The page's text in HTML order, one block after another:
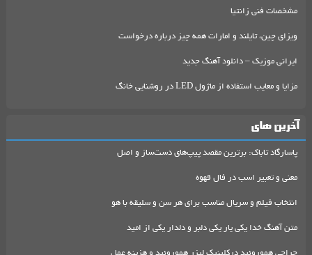
مشخصات فنی زانتیا
ویزای چین، تایلند و امارات همه چیز درباره درخواست
ایرانی موزیک – دانلود آهنگ جدید
مزایا و معایب استفاده از ماژول LED در روشنایی خانگ
آخرین های
پاسارگاد تاباک: برترین مقصد پیپ‌های دست‌ساز و اصل
معنی و تعبیر اسب در فال قهوه
انتخاب فیلم و سریال مناسب برای هر سن و سلیقه با هو
متن آهنگ خدا یکی یار یکی دلبر و دلدار یکی از امید
جراحی هموروئید درکلینیک لیزر هموروئید و هزینه عمل